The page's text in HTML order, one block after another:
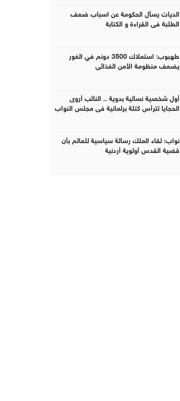
الديات يسأل الحكومة عن اسباب ضعف
الطلبة في القراءة و الكتابة
طهبوب: استملاك 3500 دونم في الغور
يضعف منظومة الأمن الغذائي
أول شخصية نسائية بدوية .. النائب أروى
الحجايا تترأس كتلة برلمانية في مجلس النواب
نواب: لقاء الملك رسالة سياسية للعالم بأن
قضية القدس أولوية أردنية